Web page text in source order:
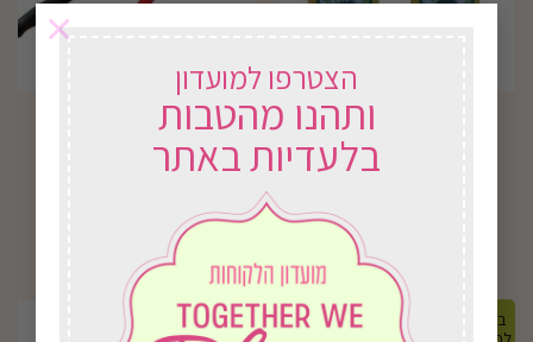
הצטרפו למועדון
ותהנו מהטבות
בלעדיות באתר
×
ראש דשא
₪
בחירת אפשרויות
B212 מס.שיחים ידנית
טלסקופית
134.00
בחירת אפשרויות
במשלוח
במשלוח